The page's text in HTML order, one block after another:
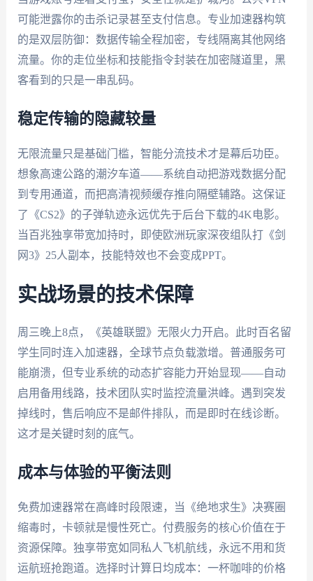
可能泄露你的击杀记录甚至支付信息。专业加速器构筑
的是双层防御：数据传输全程加密，专线隔离其他网络
流量。你的走位坐标和技能指令封装在加密隧道里，黑
客看到的只是一串乱码。
稳定传输的隐藏较量
无限流量只是基础门槛，智能分流技术才是幕后功臣。
想象高速公路的潮汐车道——系统自动把游戏数据分配
到专用通道，而把高清视频缓存推向隔壁辅路。这保证
了《CS2》的子弹轨迹永远优先于后台下载的4K电影。
当百兆独享带宽加持时，即使欧洲玩家深夜组队打《剑
网3》25人副本，技能特效也不会变成PPT。
实战场景的技术保障
周三晚上8点，《英雄联盟》无限火力开启。此时百名留
学生同时连入加速器，全球节点负载激增。普通服务可
能崩溃，但专业系统的动态扩容能力开始显现——自动
启用备用线路，技术团队实时监控流量洪峰。遇到突发
掉线时，售后响应不是邮件排队，而是即时在线诊断。
这才是关键时刻的底气。
成本与体验的平衡法则
免费加速器常在高峰时段限速，当《绝地求生》决赛圈
缩毒时，卡顿就是慢性死亡。付费服务的核心价值在于
资源保障。独享带宽如同私人飞机航线，永远不用和货
运航班抢跑道。选择时计算日均成本：一杯咖啡的价格